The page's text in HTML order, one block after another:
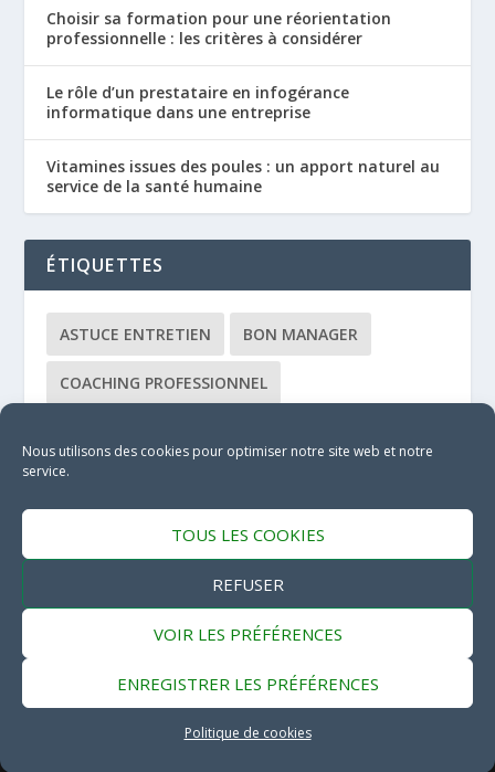
Nous utilisons des cookies pour optimiser notre site web et notre
service.
TOUS LES COOKIES
REFUSER
VOIR LES PRÉFÉRENCES
ENREGISTRER LES PRÉFÉRENCES
Politique de cookies
Choisir sa formation pour une réorientation
professionnelle : les critères à considérer
Le rôle d’un prestataire en infogérance
informatique dans une entreprise
Vitamines issues des poules : un apport naturel au
service de la santé humaine
ÉTIQUETTES
ASTUCE ENTRETIEN BON MANAGER
COACHING PROFESSIONNEL
DÉBUTANT
MANAGEMENT FÉMININ
MANAGEMENT HUMAIN MÉTHODE
Elegant Themes| Propulsé par